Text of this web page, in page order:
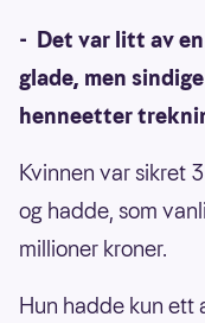
- Det var litt av
glade, men
henneetter
Kvinnen var sikret
og hadde, som
millioner kroner.
Hun hadde kun ett